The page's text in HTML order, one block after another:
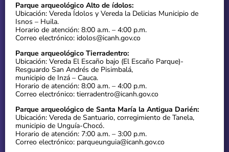
Parque arqueológico Alto de ídolos:
Ubicación: Vereda Ídolos y Vereda la Delicias Municipio de
Isnos – Huila.
Horario de atención: 8:00 a.m. – 4:00 p.m.
Correo electrónico: idolos@icanh.gov.co
Parque arqueológico Tierradentro:
Ubicación: Vereda El Escaño bajo (El Escaño Parque)-
Resguardo San Andrés de Pisimbalá,
municipio de Inzá – Cauca.
Horario de atención: 8:00 a.m. – 4:00 p.m.
Correo electrónico: tierradentro@icanh.gov.co
Parque arqueológico de Santa María la Antigua Darién:
Ubicación: Vereda de Santuario, corregimiento de Tanela,
municipio de Unguía-Chocó.
Horario de atención: 7:00 a.m. – 3:00 p.m.
Correo electrónico: parqueunguia@icanh.gov.co